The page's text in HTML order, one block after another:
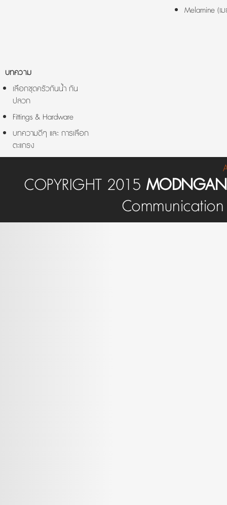
Melamine (เ
บทความ
เลือกชุดครัวกันน้ำ กัน
ปลวก
Fittings & Hardware
บทความดีๆ และ การเลือก
ตะแกรง
COPYRIGHT 2015